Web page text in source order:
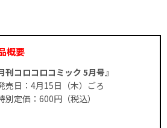
概要
刊コロコロコミック 5月号』
売日：4月15日（木）ごろ
定価：600円（税込）